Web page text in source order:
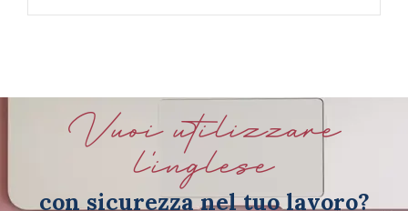
Vuoi utilizzare
l'inglese
con sicurezza nel tuo lavoro?